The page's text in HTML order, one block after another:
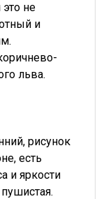
не
и
льва.
рисунок
есть
и яркости